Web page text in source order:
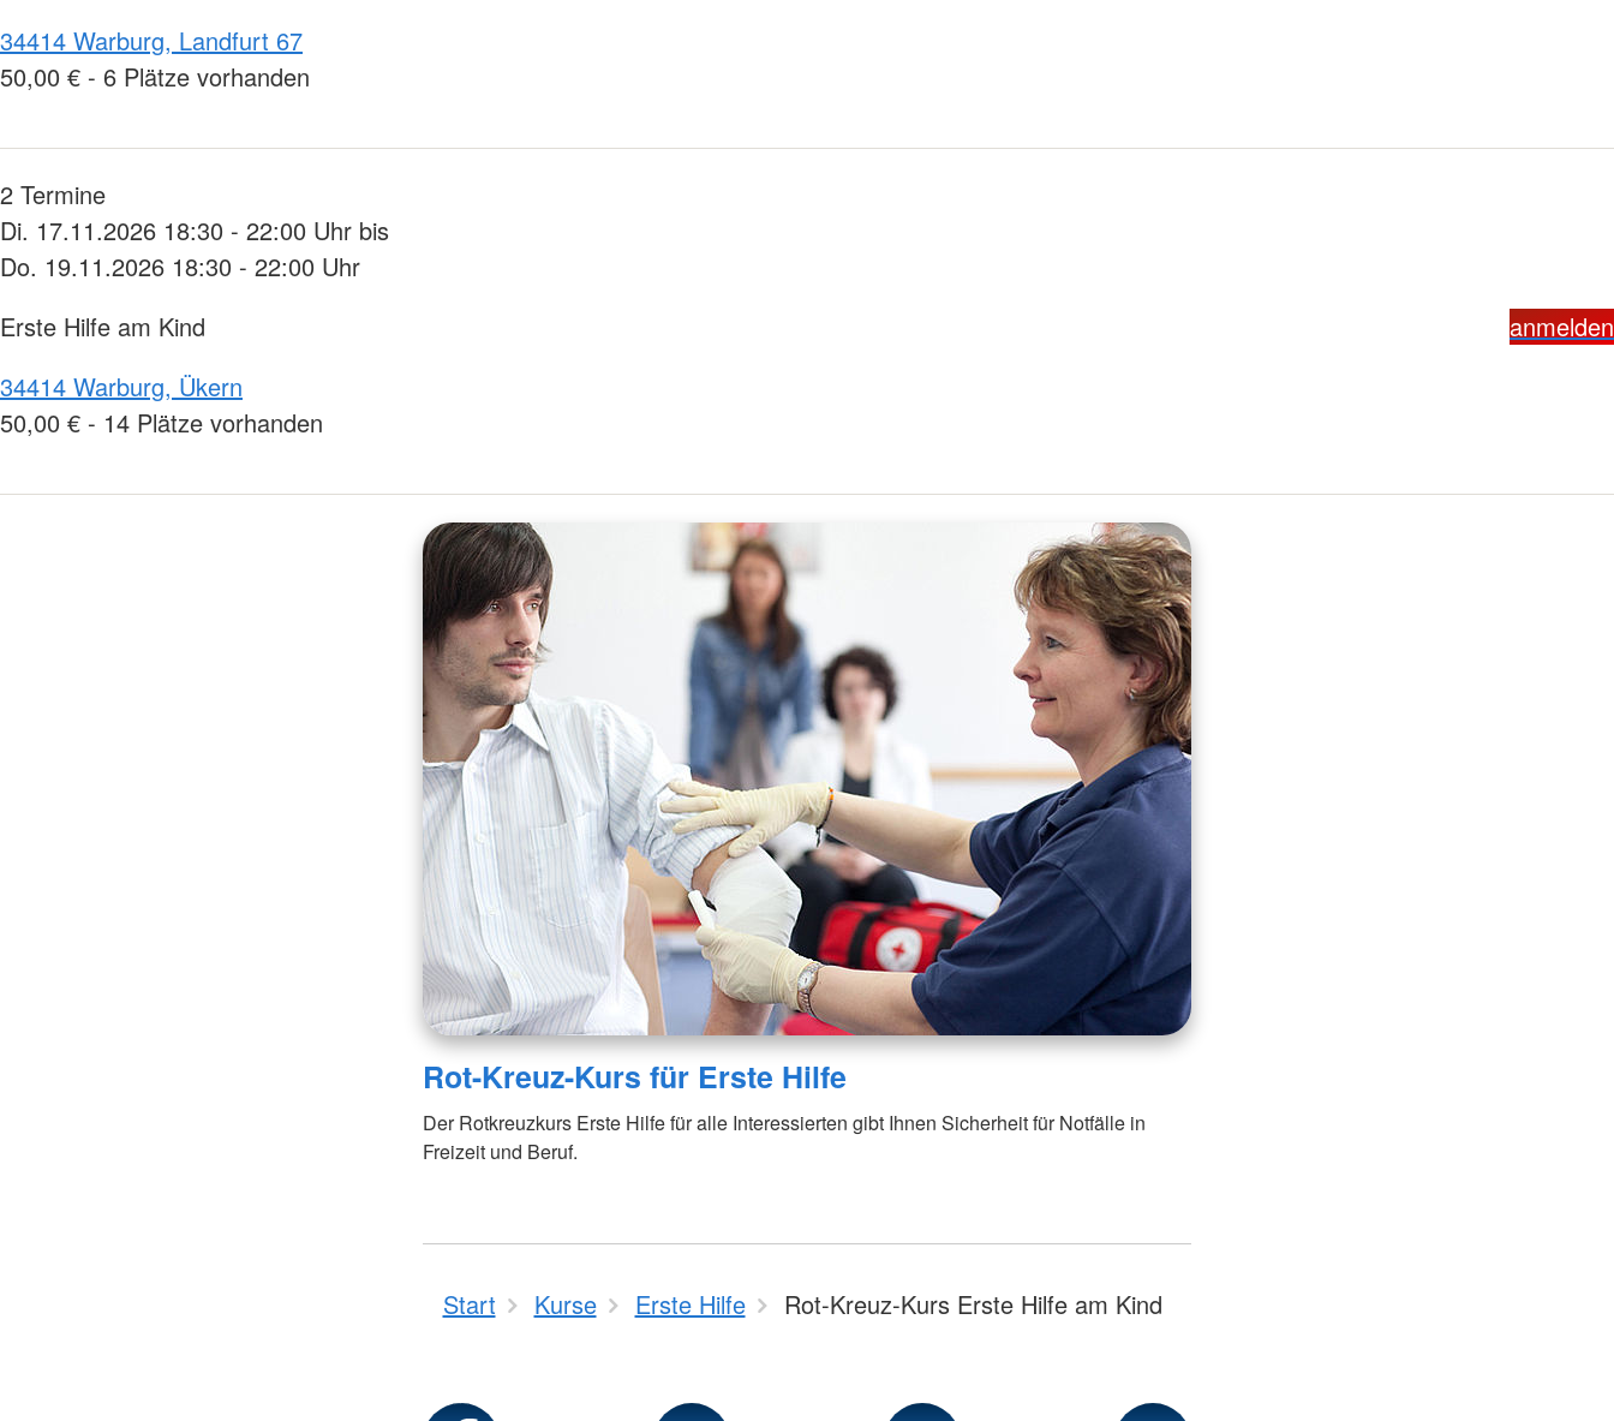
34414 Warburg, Landfurt 67
50,00 € - 6 Plätze vorhanden
2 Termine
Di. 17.11.2026 18:30 - 22:00 Uhr bis
Do. 19.11.2026 18:30 - 22:00 Uhr
Erste Hilfe am Kind
anmelden
34414 Warburg, Ükern
50,00 € - 14 Plätze vorhanden
Rot-Kreuz-Kurs für Erste Hilfe
Der Rotkreuzkurs Erste Hilfe für alle Interessierten gibt Ihnen Sicherheit für Notfälle in
Freizeit und Beruf.
Start Kurse Erste Hilfe Rot-Kreuz-Kurs Erste Hilfe am Kind